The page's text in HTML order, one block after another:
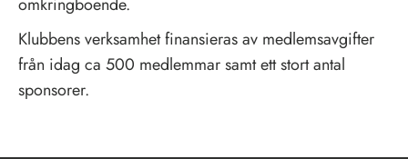
Klubbens verksamhet finansieras av medlemsavgifter
från idag ca 500 medlemmar samt ett stort antal
sponsorer.